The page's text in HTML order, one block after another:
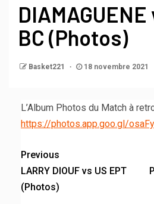
DIAMAGUENE
BC (Photos)
Basket221 18 novembre 2021
L’Album Photos du Match à
https://photos.app.goo.gl/
Previous
LARRY DIOUF vs US EPT
(Photos)